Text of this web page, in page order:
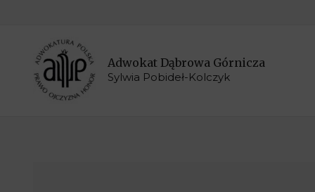
Adwokat Dąbrowa Górnicza
Sylwia Pobideł-Kolczyk